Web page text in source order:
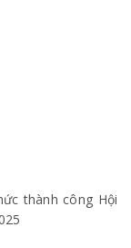
thành công Hội